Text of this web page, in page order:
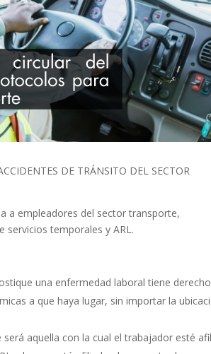
DE TRÁNSITO DEL SECTOR
a empleadores del sector transporte,
servicios temporales y ARL.
una enfermedad laboral tiene
a que haya lugar, sin importar la
aquella con la cual el trabajador esté